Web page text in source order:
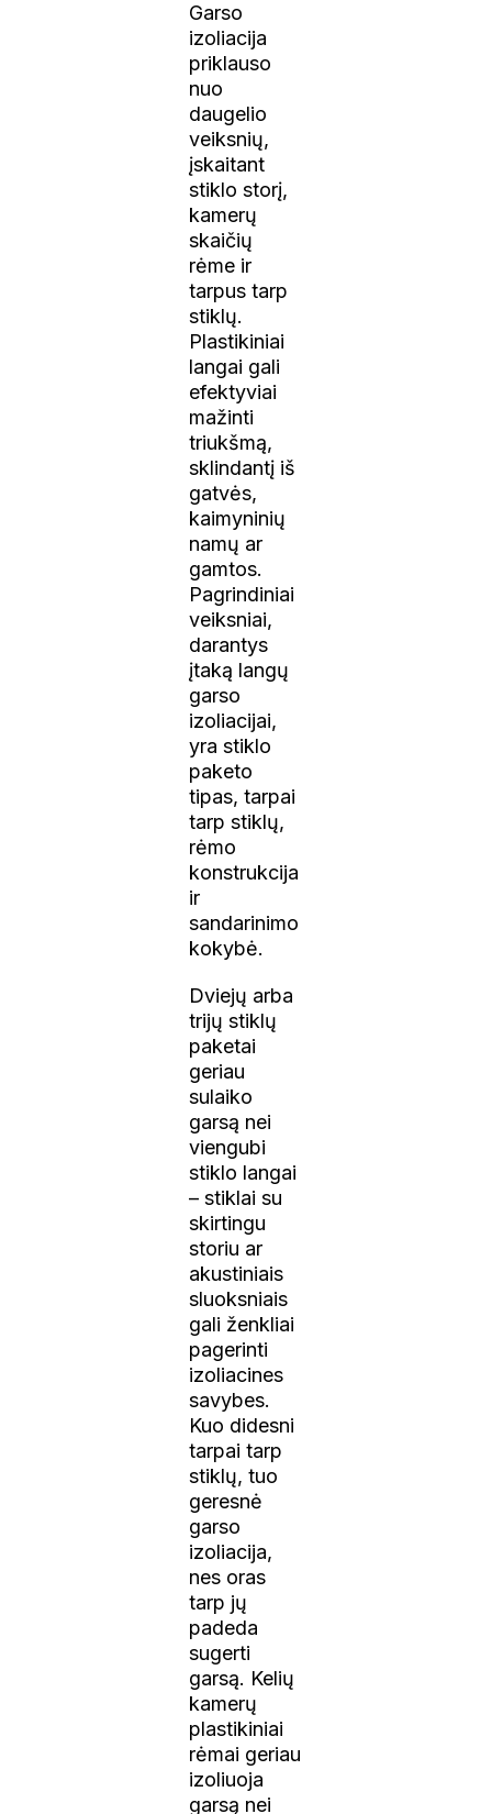
Garso
izoliacija
priklauso
nuo
daugelio
veiksnių,
įskaitant
stiklo storį,
kamerų
skaičių
rėme ir
tarpus tarp
stiklų.
Plastikiniai
langai gali
efektyviai
mažinti
triukšmą,
sklindantį iš
gatvės,
kaimyninių
namų ar
gamtos.
Pagrindiniai
veiksniai,
darantys
įtaką langų
garso
izoliacijai,
yra stiklo
paketo
tipas, tarpai
tarp stiklų,
rėmo
konstrukcija
ir
sandarinimo
kokybė.
Dviejų arba
trijų stiklų
paketai
geriau
sulaiko
garsą nei
viengubi
stiklo langai
– stiklai su
skirtingu
storiu ar
akustiniais
sluoksniais
gali ženkliai
pagerinti
izoliacines
savybes.
Kuo didesni
tarpai tarp
stiklų, tuo
geresnė
garso
izoliacija,
nes oras
tarp jų
padeda
sugerti
garsą. Kelių
kamerų
plastikiniai
rėmai geriau
izoliuoja
garsą nei